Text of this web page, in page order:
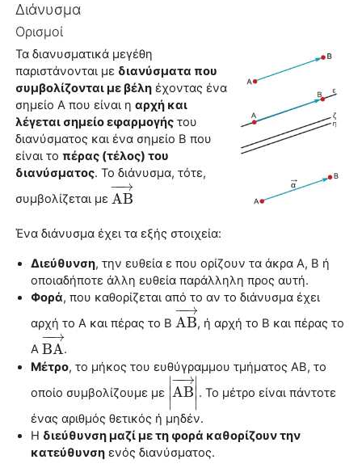
Διάνυσμα
Ορισμοί
Τα διανυσματικά μεγέθη
παριστάνονται με διανύσματα που
συμβολίζονται με βέλη έχοντας ένα
σημείο Α που είναι η αρχή και
λέγεται σημείο εφαρμογής του
διανύσματος και ένα σημείο Β που
είναι το πέρας (τέλος) του
διανύσματος. Το διάνυσμα, τότε,
συμβολίζεται με AB
−→
−
AB→
Ένα διάνυσμα έχει τα εξής στοιχεία:
Διεύθυνση, την ευθεία ε που ορίζουν τα άκρα Α, Β ή
οποιαδήποτε άλλη ευθεία παράλληλη προς αυτή.
Φορά, που καθορίζεται από το αν τοδιάνυσμα έχει
αρχή το Α και πέρας το ΒAB
−→
−
AB→, ή αρχή το Β και πέρας το
Α BA
−→
−
BA→.
Μέτρο, το μήκος του ευθύγραμμου τμήματος ΑΒ, το
οποίο συμβολίζουμε με
∣
∣
∣AB
−→
− ∣
∣
∣
|AB→|. Το μέτρο είναι πάντοτε
ένας αριθμός θετικός ή μηδέν.
Η διεύθυνση μαζί με τη φορά καθορίζουν την
κατεύθυνση ενός διανύσματος.